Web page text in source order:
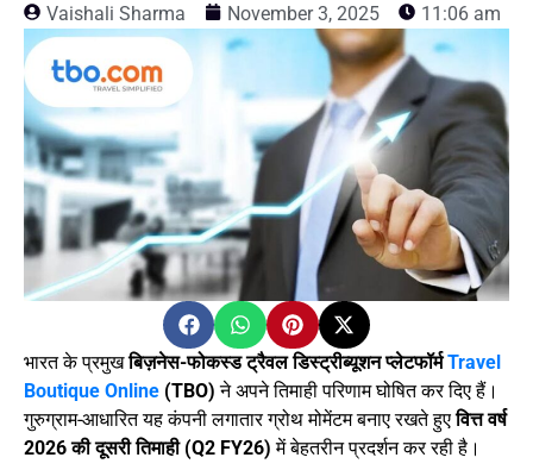
Vaishali Sharma November 3, 2025 11:06 am
भारत के प्रमुखबिज़नेस-फोकस्ड ट्रैवल डिस्ट्रीब्यूशन प्लेटफॉर्मTravel
Boutique Online (TBO) ने अपने तिमाही परिणाम घोषित कर दिए हैं।
गुरुग्राम-आधारित यह कंपनी लगातार ग्रोथ मोमेंटम बनाए रखते हुएवित्त वर्ष
2026 की दूसरी तिमाही (Q2 FY26) में बेहतरीन प्रदर्शन कर रही है।